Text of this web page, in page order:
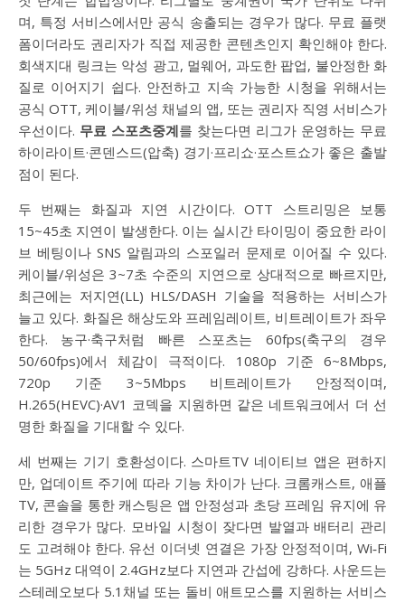
며, 특정 서비스에서만 공식 송출되는 경우가 많다. 무료 플랫
폼이더라도 권리자가 직접 제공한 콘텐츠인지 확인해야 한다.
회색지대 링크는 악성 광고, 멀웨어, 과도한 팝업, 불안정한 화
질로 이어지기 쉽다. 안전하고 지속 가능한 시청을 위해서는
공식 OTT, 케이블/위성 채널의 앱, 또는 권리자 직영 서비스가
우선이다. 무료 스포츠중계를 찾는다면 리그가 운영하는 무료
하이라이트·콘덴스드(압축) 경기·프리쇼·포스트쇼가 좋은 출발
점이 된다.
두 번째는 화질과 지연 시간이다. OTT 스트리밍은 보통
15~45초 지연이 발생한다. 이는 실시간 타이밍이 중요한 라이
브 베팅이나 SNS 알림과의 스포일러 문제로 이어질 수 있다.
케이블/위성은 3~7초 수준의 지연으로 상대적으로 빠르지만,
최근에는 저지연(LL) HLS/DASH 기술을 적용하는 서비스가
늘고 있다. 화질은 해상도와 프레임레이트, 비트레이트가 좌우
한다. 농구·축구처럼 빠른 스포츠는 60fps(축구의 경우
50/60fps)에서 체감이 극적이다. 1080p 기준 6~8Mbps,
720p 기준 3~5Mbps 비트레이트가 안정적이며,
H.265(HEVC)·AV1 코덱을 지원하면 같은 네트워크에서 더 선
명한 화질을 기대할 수 있다.
세 번째는 기기 호환성이다. 스마트TV 네이티브 앱은 편하지
만, 업데이트 주기에 따라 기능 차이가 난다. 크롬캐스트, 애플
TV, 콘솔을 통한 캐스팅은 앱 안정성과 초당 프레임 유지에 유
리한 경우가 많다. 모바일 시청이 잦다면 발열과 배터리 관리
도 고려해야 한다. 유선 이더넷 연결은 가장 안정적이며, Wi‑Fi
는 5GHz 대역이 2.4GHz보다 지연과 간섭에 강하다. 사운드는
스테레오보다 5.1채널 또는 돌비 애트모스를 지원하는 서비스